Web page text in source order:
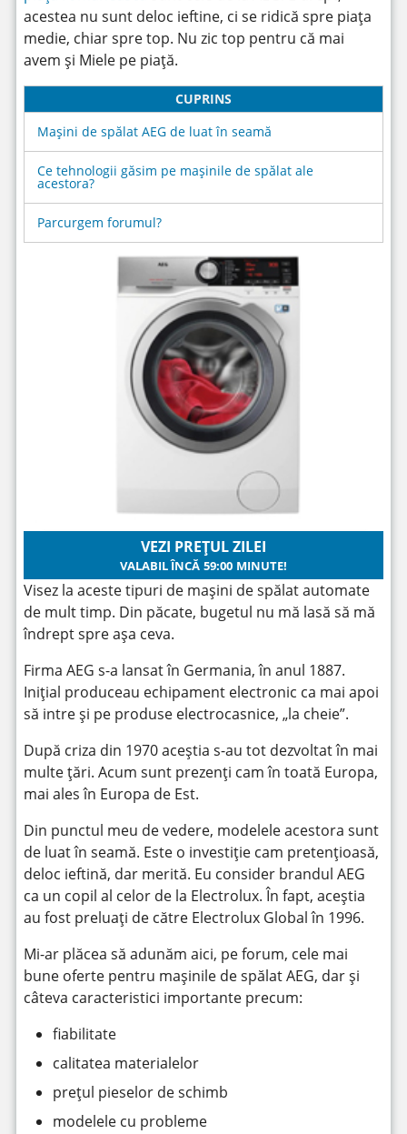
acestea nu sunt deloc ieftine, ci se ridică spre piața
medie, chiar spre top. Nu zic top pentru că mai
avem și Miele pe piață.
CUPRINS
Mașini de spălat AEG de luat în seamă
Ce tehnologii găsim pe mașinile de spălat ale
acestora?
Parcurgem forumul?
VEZI PREȚUL ZILEI
VALABIL ÎNCĂ 59:00 MINUTE!
Visez la aceste tipuri de mașini de spălat automate
de mult timp. Din păcate, bugetul nu mă lasă să mă
îndrept spre așa ceva.
Firma AEG s-a lansat în Germania, în anul 1887.
Inițial produceau echipament electronic ca mai apoi
să intre și pe produse electrocasnice, „la cheie”.
După criza din 1970 aceștia s-au tot dezvoltat în mai
multe țări. Acum sunt prezenți cam în toată Europa,
mai ales în Europa de Est.
Din punctul meu de vedere, modelele acestora sunt
de luat în seamă. Este o investiție cam pretențioasă,
deloc ieftină, dar merită. Eu consider brandul AEG
ca un copil al celor de la Electrolux. În fapt, aceștia
au fost preluați de către Electrolux Global în 1996.
Mi-ar plăcea să adunăm aici, pe forum, cele mai
bune oferte pentru mașinile de spălat AEG, dar și
câteva caracteristici importante precum:
fiabilitate
calitatea materialelor
prețul pieselor de schimb
modelele cu probleme